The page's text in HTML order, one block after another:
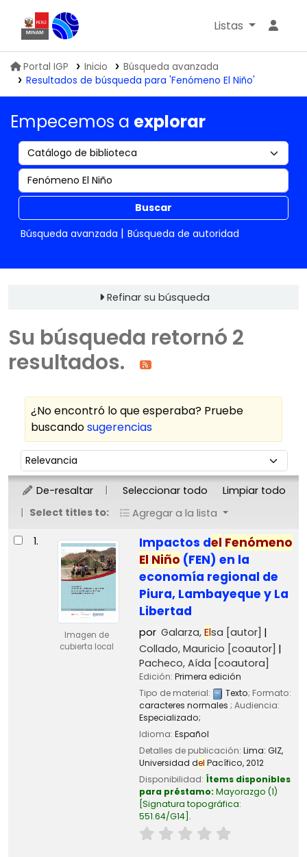
Biblioteca IGP
Listas
Portal IGP Inicio
Búsqueda avanzada
Resultados de búsqueda para 'Fenómeno El Niño'
Empecemos a explorar
Buscar
Búsqueda avanzada
Búsqueda de autoridad
Refinar su búsqueda
Su búsqueda retornó 2
resultados.
¿No encontró lo que esperaba? Pruebe
buscandosugerencias
Ordenar
Ordenar por:
De-resaltar Seleccionar todo
Limpiar todo
Select titles to:
Agregar a la lista
Resultados
1.
Imagen de
cubierta local
Impactos del Fenómeno
El Niño (FEN) en la
economía regional de
Piura, Lambayeque y La
Libertad
por Galarza, Elsa [autor]
Collado, Mauricio [coautor]
Pacheco, Aída [coautora]
Edición: Primera edición
Tipo de material:
Texto; Formato:
caracteres normales ; Audiencia:
Especializado;
Idioma: Español
Detalles de publicación: Lima: GIZ,
Universidad del Pacífico,2012
Disponibilidad: Ítems disponibles
para préstamo: Mayorazgo (1)
Signatura topográfica:
551.64/G14 .